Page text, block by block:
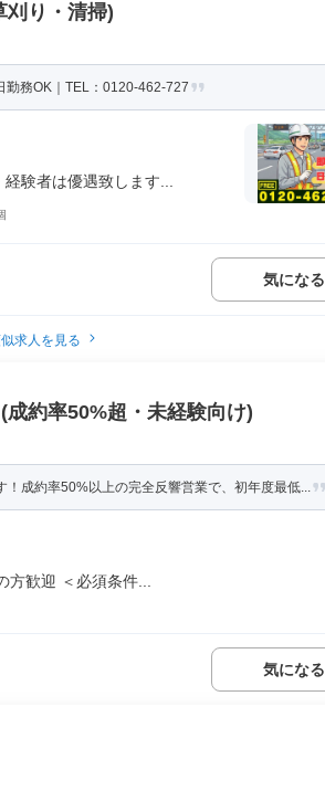
刈り・清掃)
勤務OK｜TEL：0120-462-727
験者は優遇致します...
気になる
求人を見る
約率50%超・未経験向け)
！成約率50%以上の完全反響営業で、初年度最低...
歓迎 ＜必須条件...
気になる